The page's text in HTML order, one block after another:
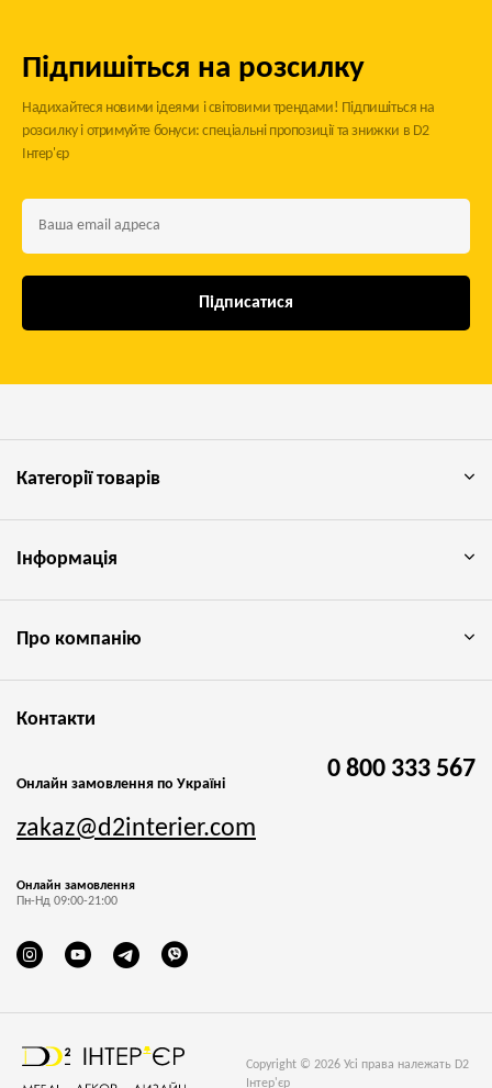
Підпишіться на розсилку
Надихайтеся новими ідеями і світовими трендами! Підпишіться на
розсилку і отримуйте бонуси: спеціальні пропозиції та знижки в D2
Інтер'єр
Підписатися
Copyright © 2026 Усі права належать D2
Інтер'єр
Категорії товарів
Інформація
Про компанію
Контакти
Онлайн замовлення по Україні
0 800 333 567
zakaz@d2interier.com
Онлайн замовлення
Пн-Нд 09:00-21:00